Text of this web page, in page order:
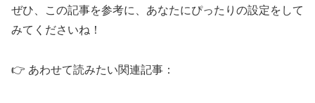
ぜひ、この記事を参考に、あなたにぴったりの設定をして
みてくださいね！
👉 あわせて読みたい関連記事：